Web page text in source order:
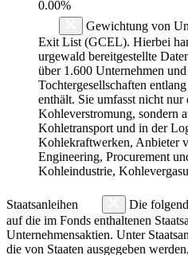
0.00%
Gewichtung von
Exit List (GCEL). Hierbei
urgewald bereitgestellte
über 1.600 Unternehmen
Tochtergesellschaften
enthält. Sie umfasst nicht
Kohleverstromung, sondern
Kohletransport und in der
Kohlekraftwerken, Anbieter
Engineering, Procurement
Kohleindustrie,
Staatsanleihen
Die
auf die im Fonds enthaltenen
Unternehmensaktien. Unter
die von Staaten ausgegeben